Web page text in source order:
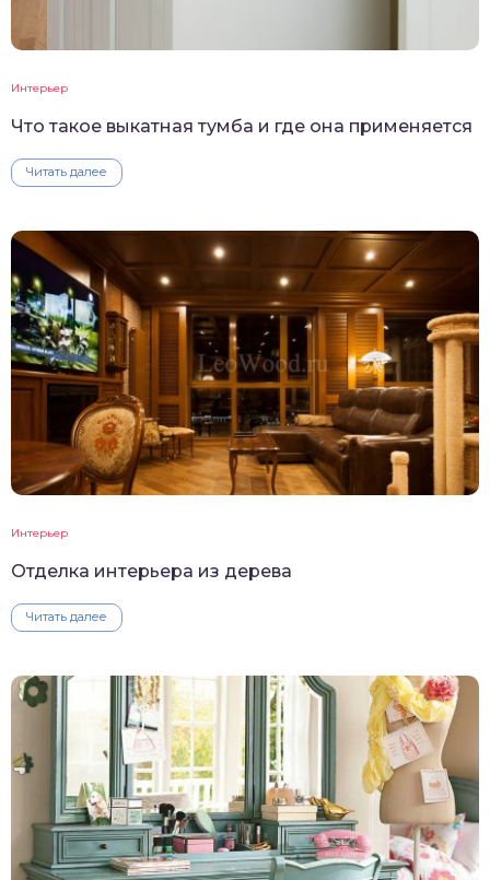
Интерьер
Что такое выкатная тумба и где она применяется
Читать далее
Интерьер
Отделка интерьера из дерева
Читать далее